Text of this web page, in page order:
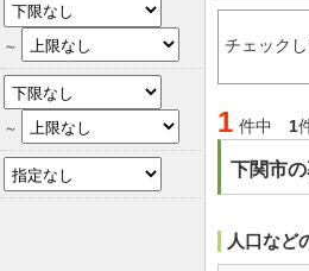
チェック
1 件中 1
下関市
人口など
～
～